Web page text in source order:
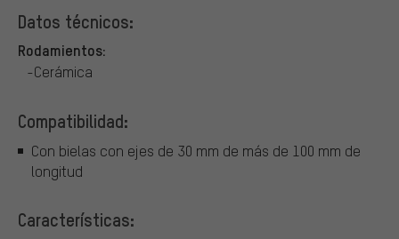
Datos técnicos:
Rodamientos:
-Cerámica
Compatibilidad:
Con bielas con ejes de 30 mm de más de 100 mm de
longitud
Características: